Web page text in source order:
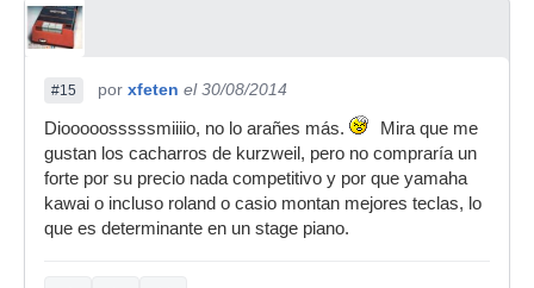
#15 por xfeten el 30/08/2014
Diooooosssssmiiiio, no lo arañes más.
Mira que me
gustan los cacharros de kurzweil, pero no compraría un
forte por su precio nada competitivo y por que yamaha
kawai o incluso roland o casio montan mejores teclas, lo
que es determinante en un stage piano.